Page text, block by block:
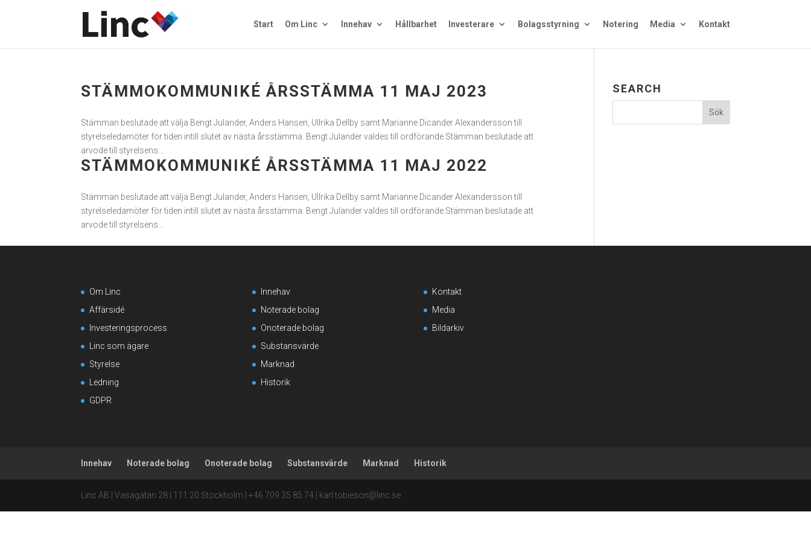
Start Om Linc Innehav Hållbarhet Investerare Bolagsstyrning Notering Media Kontakt
STÄMMOKOMMUNIKÉ ÅRSSTÄMMA 11 MAJ 2023
Stämman beslutade att välja Bengt Julander, Anders Hansen, Ullrika Dellby samt Marianne Dicander Alexandersson till
styrelseledamöter för tiden intill slutet av nästa årsstämma. Bengt Julander valdes till ordförande.Stämman beslutade att
arvode till styrelsens...
STÄMMOKOMMUNIKÉ ÅRSSTÄMMA 11 MAJ 2022
Stämman beslutade att välja Bengt Julander, Anders Hansen, Ullrika Dellby samt Marianne Dicander Alexandersson till
styrelseledamöter för tiden intill slutet av nästa årsstämma. Bengt Julander valdes till ordförande.Stämman beslutade att
arvode till styrelsens...
SEARCH
Om Linc
Affärsidé
Investeringsprocess
Linc som ägare
Styrelse
Ledning
GDPR
Innehav
Noterade bolag
Onoterade bolag
Substansvärde
Marknad
Historik
Kontakt
Media
Bildarkiv
Innehav Noterade bolag Onoterade bolag Substansvärde Marknad Historik
Linc AB | Vasagatan 28 | 111 20 Stockholm | +46 709 35 85 74 | karl.tobieson@linc.se